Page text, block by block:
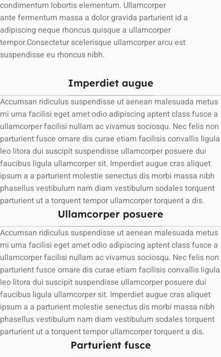
condimentum lobortis elementum. Ullamcorper
ante fermentum massa a dolor gravida parturient id a
adipiscing neque rhoncus quisque a ullamcorper
tempor.Consectetur scelerisque ullamcorper arcu est
suspendisse eu rhoncus nibh.
Imperdiet augue
Accumsan ridiculus suspendisse ut aenean malesuada metus
mi urna facilisi eget amet odio adipiscing aptent class fusce a
ullamcorper facilisi nullam ac vivamus sociosqu. Nec felis non
parturient fusce ornare dis curae etiam facilisis convallis ligula
leo litora dui suscipit suspendisse ullamcorper posuere dui
faucibus ligula ullamcorper sit. Imperdiet augue cras aliquet
ipsum a a parturient molestie senectus dis morbi massa nibh
phasellus vestibulum nam diam vestibulum sodales torquent
parturient ut a torquent tempor ullamcorper torquent a dis.
Ullamcorper posuere
Accumsan ridiculus suspendisse ut aenean malesuada metus
mi urna facilisi eget amet odio adipiscing aptent class fusce a
ullamcorper facilisi nullam ac vivamus sociosqu. Nec felis non
parturient fusce ornare dis curae etiam facilisis convallis ligula
leo litora dui suscipit suspendisse ullamcorper posuere dui
faucibus ligula ullamcorper sit. Imperdiet augue cras aliquet
ipsum a a parturient molestie senectus dis morbi massa nibh
phasellus vestibulum nam diam vestibulum sodales torquent
parturient ut a torquent tempor ullamcorper torquent a dis.
Parturient fusce